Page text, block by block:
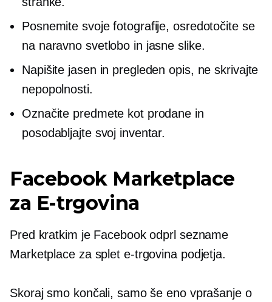
Posnemite svoje fotografije, osredotočite se
na naravno svetlobo in jasne slike.
Napišite jasen in pregleden opis, ne skrivajte
nepopolnosti.
Označite predmete kot prodane in
posodabljajte svoj inventar.
Facebook Marketplace
za E-trgovina
Pred kratkim je Facebook odprl sezname
Marketplace za splet e-trgovinapodjetja.
Skoraj smo končali, samo še eno vprašanje o